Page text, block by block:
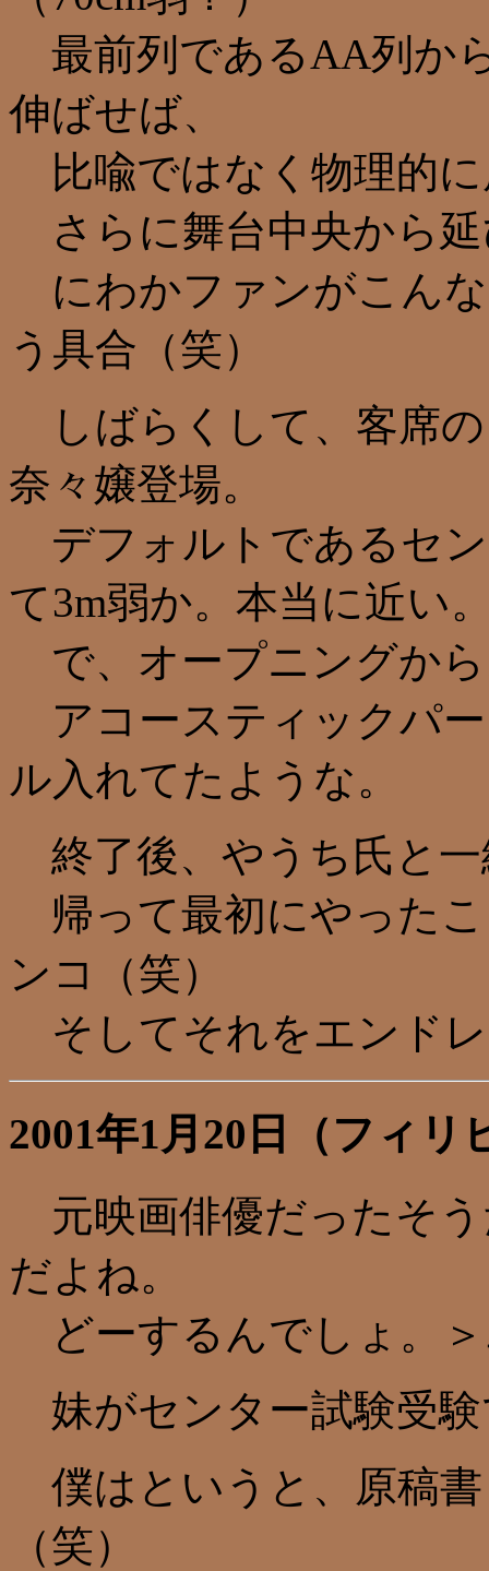
最前列であるAA列か
伸ばせば、
比喩ではなく物理的
さらに舞台中央から
にわかファンがこん
う具合（笑）
しばらくして、客席
奈々嬢登場。
デフォルトであるセ
て3m弱か。本当に近い
で、オープニングか
アコースティックパ
ル入れてたような。
終了後、やうち氏と
帰って最初にやった
ンコ（笑）
そしてそれをエンド
2001年1月20日（フィ
元映画俳優だったそ
だよね。
どーするんでしょ。
妹がセンター試験受
僕はというと、原稿
（笑）